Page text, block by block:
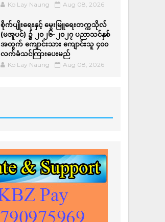
Ko Lay Naung Aug 08, 2026
စိုက်ပျိုးရေးနှင့် မွေးမြူရေးတက္ကသိုလ်
(မအူပင်) ၌ ၂၀၂၆-၂၀၂၇ ပညာသင်နှစ်
အတွက် ကျောင်းသား ကျောင်းသူ ၄၀၀
လက်ခံသင်ကြားပေးမည်
Ko Lay Naung Aug 08, 2026